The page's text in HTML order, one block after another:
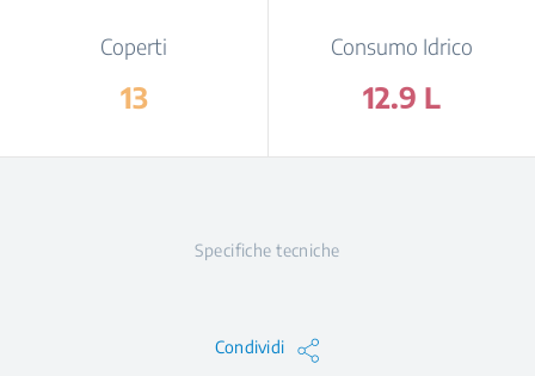
Coperti
13
Consumo Idrico
12.9 L
Specifiche tecniche
Condividi